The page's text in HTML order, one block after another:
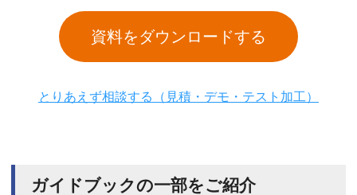
資料をダウンロードする
とりあえず相談する（見積・デモ・テスト加工）
ガイドブックの一部をご紹介